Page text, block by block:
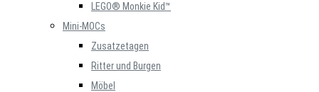
LEGO® Monkie Kid™
Mini-MOCs
Zusatzetagen
Ritter und Burgen
Möbel